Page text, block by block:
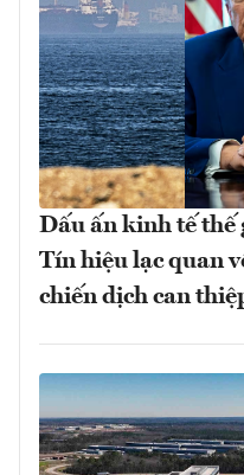
Dấu ấn kinh tế
Tín hiệu lạc quan
chiến dịch can